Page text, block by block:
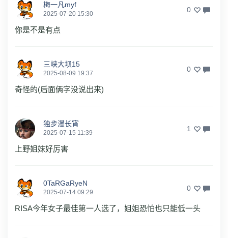
梅一凡myf
2025-07-20 15:30 0
你是不是有点
三峡大坝15
2025-08-09 19:37 0
奇怪的(后面俩字没说出来)
独步漫长宵
2025-07-15 11:39 1
上野姐妹好厉害
0TaRGaRyeN
2025-07-14 09:29 0
RISA今年女子最佳第一人选了，姐姐恐怕也只能低一头